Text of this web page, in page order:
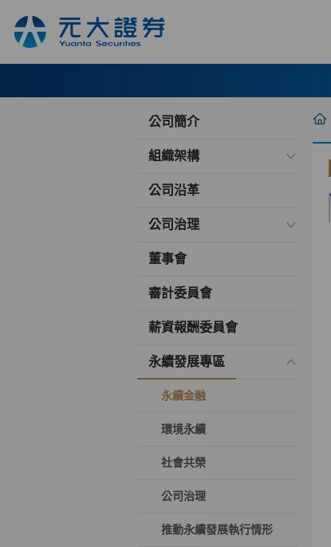
公司簡介
組織架構
公司沿革
公司治理
董事會
審計委員會
薪資報酬委員會
永續發展專區
永續金融
環境永續
社會共榮
公司治理
推動永續發展執行情形